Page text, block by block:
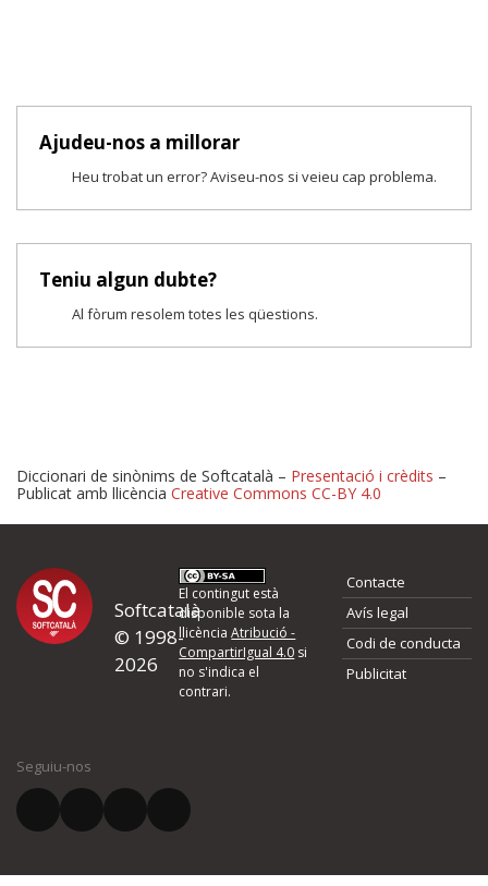
Ajudeu-nos a millorar
Heu trobat un error? Aviseu-nos si veieu cap problema.
Teniu algun dubte?
Al fòrum resolem totes les qüestions.
Proposeu-nos millores o
d'errors
Si heu trobat un error o voleu proposar alguna millora, ompliu els
quina és la millora que proposeu o l'error del qual voleu informar-
El vostre correu electrònic *
Diccionari de sinònims de Softcatalà – Presentació i crèdits –
Publicat amb llicència Creative Commons CC-BY 4.0
Softcatalà
© 1998-
2026
El contingut està
disponible sota la
llicènciaAtribució -
CompartirIgual 4.0 si
no s'indica el
contrari.
Contacte
Avís legal
Codi de conducta
Publicitat
Seguiu-nos